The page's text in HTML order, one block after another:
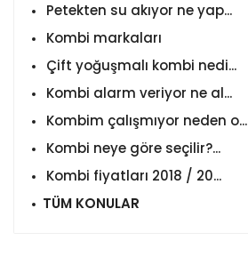
Petekten su akıyor ne yap...
Kombi markaları
Çift yoğuşmalı kombi nedi...
Kombi alarm veriyor ne al...
Kombim çalışmıyor neden o...
Kombi neye göre seçilir?...
Kombi fiyatları 2018 / 20...
TÜM KONULAR